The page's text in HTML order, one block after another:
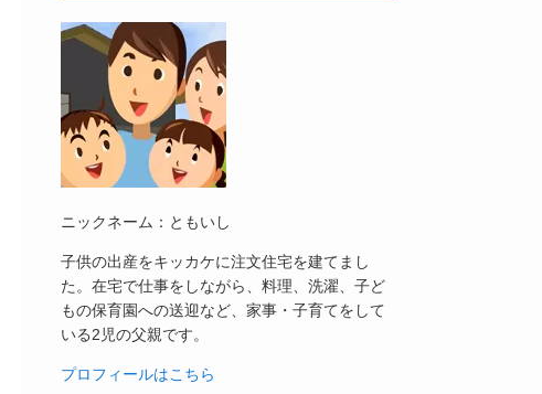
ニックネーム：ともいし
子供の出産をキッカケに注文住宅を建てまし
た。在宅で仕事をしながら、料理、洗濯、子ど
もの保育園への送迎など、家事・子育てをして
いる2児の父親です。
プロフィールはこちら